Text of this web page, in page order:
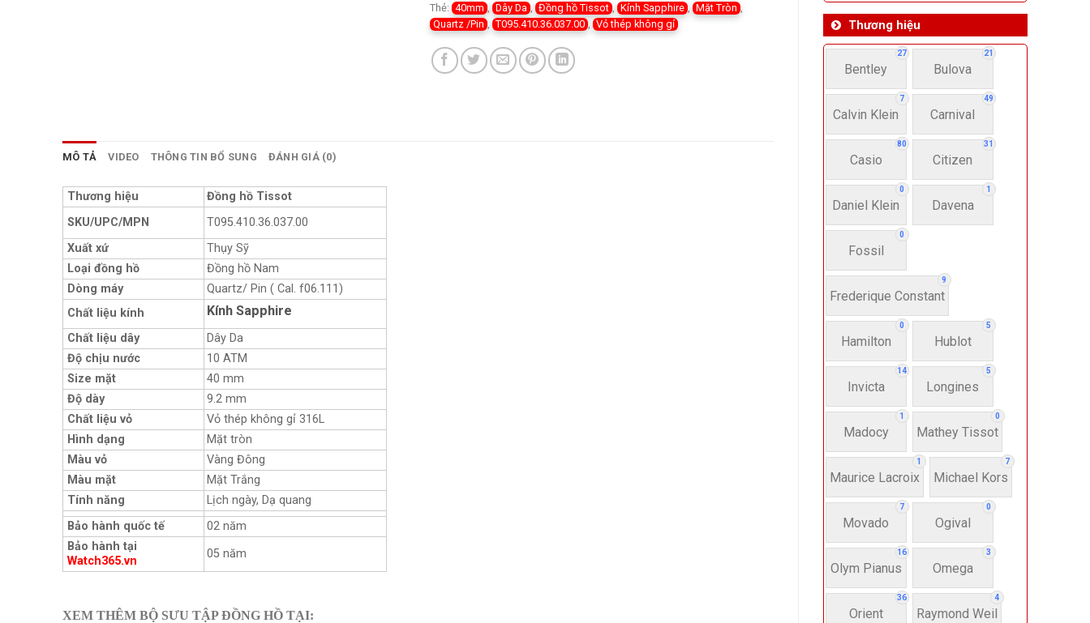
Thương hiệu
27
Bentley
21
Bulova
7
Calvin Klein
49
Carnival
80
Casio
31
Citizen
0
Daniel Klein
1
Davena
0
Fossil
9
Frederique Constant
0
Hamilton
5
Hublot
14
Invicta
5
Longines
1
Madocy
0
Mathey Tissot
1
Maurice Lacroix
7
Michael Kors
7
Movado
0
Ogival
16
Olym Pianus
3
Omega
36
Orient
4
Raymond Weil
Thẻ: 40mm , Dây Da , Đồng hồ Tissot , Kính Sapphire , Mặt Tròn
Quartz /Pin
, T095.410.36.037.00 , Vỏ thép không gỉ
MÔ TẢ VIDEO THÔNG TIN BỔ SUNG ĐÁNH GIÁ (0)
Thương hiệu
Đồng hồ Tissot
SKU/UPC/MPN
T095.410.36.037.00
Xuất xứ
Thụy Sỹ
Loại đồng hồ
Đồng hồ Nam
Dòng máy
Quartz/ Pin ( Cal. f06.111)
Chất liệu kính
Kính Sapphire
Chất liệu dây
Dây Da
Độ chịu nước
10 ATM
Size mặt
40 mm
Độ dày
9.2 mm
Chất liệu vỏ
Vỏ thép không gỉ 316L
Hình dạng
Mặt tròn
Màu vỏ
Vàng Đông
Màu mặt
Mặt Trắng
Tính năng
Lịch ngày, Dạ quang
Bảo hành quốc tế
02 năm
Bảo hành tại
Watch365.vn
05 năm
XEM THÊM BỘ SƯU TẬP ĐỒNG HỒ TẠI: